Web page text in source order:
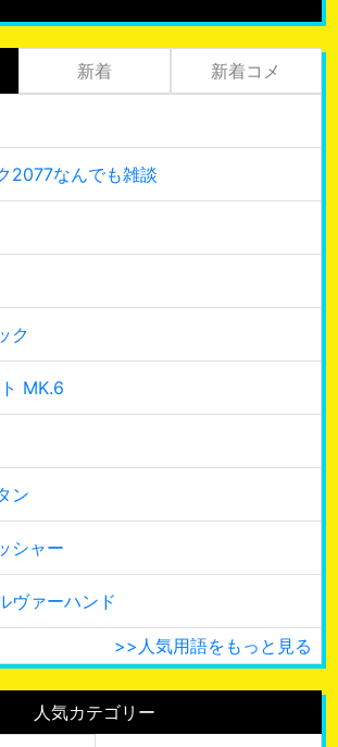
新着 新着コメ
2077なんでも雑談
ク
MK.6
ン
シャー
ヴァーハンド
>>人気用語をもっと見る
人気カテゴリー